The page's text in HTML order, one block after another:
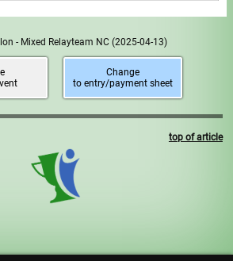
- Mixed Relayteam NC (2025-04-13)
Change
to entry/payment sheet
top of article